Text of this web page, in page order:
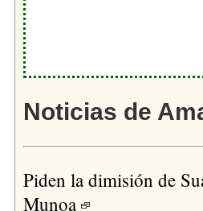
Noticias de
Piden la dimisión de
Munoa